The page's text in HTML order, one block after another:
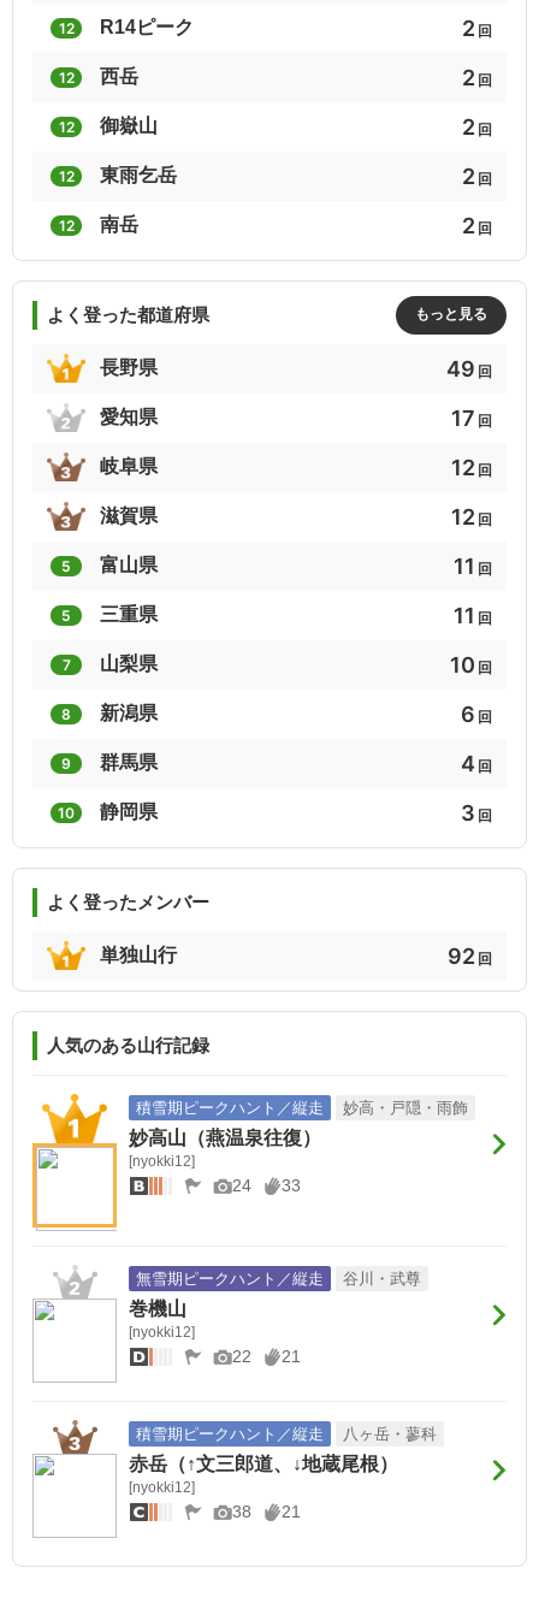
日本100低名山 日本の活火山111（登山可能85座）
3
日帰りハイク関東 60歳からの山温泉
2
都道府県別最高峰 滋賀県の山(分県登山ガイド)
2
静岡県の山(分県登山ガイド)
2
三河・遠州の超低山
2
日本百低山(2017)
はじめての絶景山ハイク（関東周辺） 富士山が見える低山
2
富士山の見える山60選 中央分水嶺トレイル
1
東北百名山 うつくしま百名山(福島県)
1
甲府名山 福島県の山(分県登山ガイド)
1
静かなる山
1
新潟100名山+10
1 1
1
やまなしハイキングコース百選 気軽に登れる全国名山27選 わが愛する山々
花の50名山 石川の山
1
1
越後三山
1
1
12 R14ピーク 2 回
12 西岳 2 回
12 御嶽山 2 回
12 東雨乞岳 2 回
12 南岳 2 回
よく登った都道府県 もっと見る
長野県 49 回
愛知県 17 回
岐阜県 12 回
滋賀県 12 回
5 富山県 11 回
5 三重県 11 回
7 山梨県 10 回
8 新潟県 6 回
9 群馬県 4 回
10 静岡県 3 回
よく登ったメンバー
単独山行 92 回
人気のある山行記録
積雪期ピークハント／縦走 妙高・戸隠・雨飾
妙高山（燕温泉往復）
[nyokki12]
24 33
無雪期ピークハント／縦走 谷川・武尊
巻機山
[nyokki12]
22 21
積雪期ピークハント／縦走 八ヶ岳・蓼科
赤岳（↑文三郎道、↓地蔵尾根）
[nyokki12]
38 21